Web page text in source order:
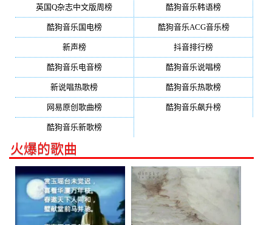
英国Q杂志中文版周榜 酷狗音乐韩语榜
酷狗音乐国电榜 酷狗音乐ACG音乐榜
新声榜 抖音排行榜
酷狗音乐电音榜 酷狗音乐说唱榜
新说唱热歌榜 酷狗音乐热歌榜
网易原创歌曲榜 酷狗音乐飙升榜
酷狗音乐新歌榜
火爆的歌曲